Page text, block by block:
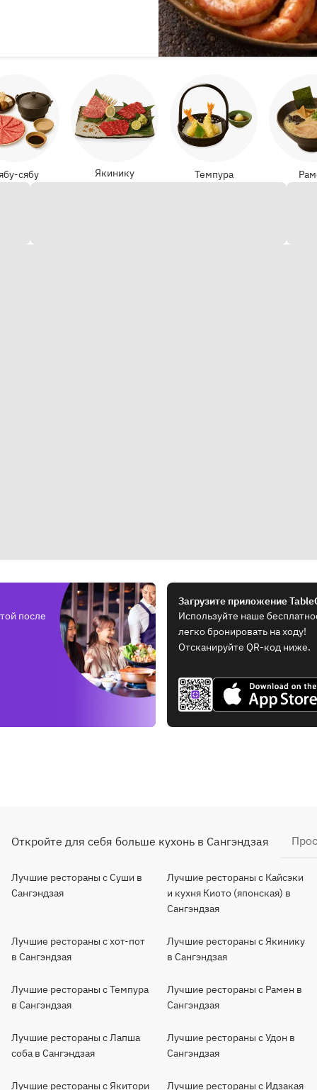
сябу Якинику Темпура
после
Загрузите приложение
Используйте наше
легко бронировать на ходу!
Отсканируйте QR-код ниже.
Откройте для себя больше кухонь в Сангэндзая
Лучшие рестораны с Суши в
Сангэндзая
Лучшие рестораны с Кайсэки
и кухня Киото (японская) в
Сангэндзая
Лучшие рестораны с хот-пот
в Сангэндзая
Лучшие рестораны с Якинику
в Сангэндзая
Лучшие рестораны с Темпура
в Сангэндзая
Лучшие рестораны с Рамен в
Сангэндзая
Лучшие рестораны с Лапша
соба в Сангэндзая
Лучшие рестораны с Удон в
Сангэндзая
Лучшие рестораны с Якитори Лучшие рестораны с Идзакая